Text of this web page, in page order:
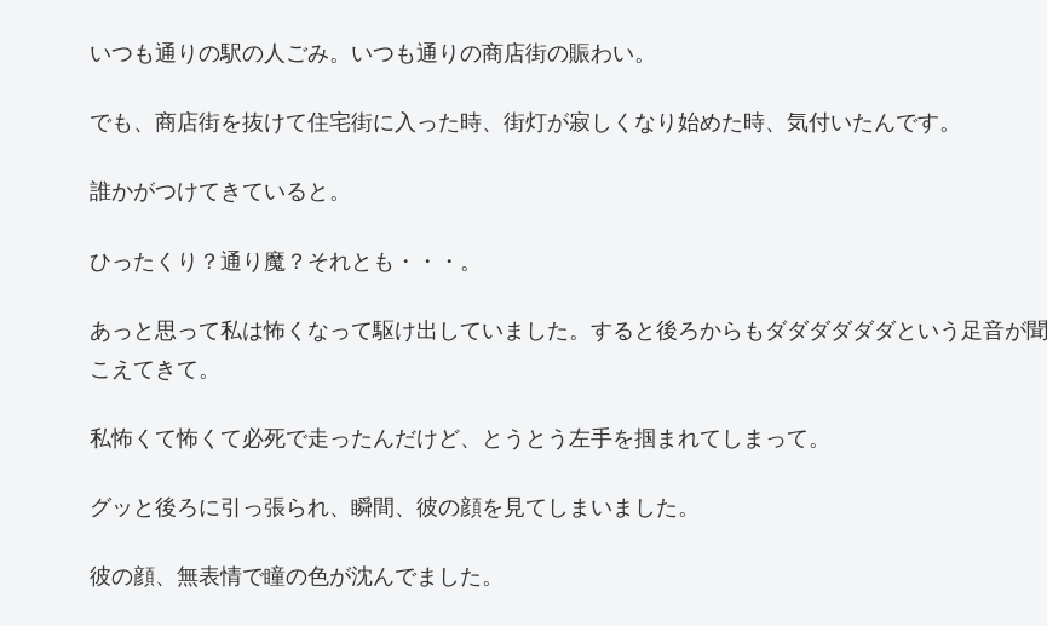
いつも通りの駅の人ごみ。いつも通りの商店街の賑わい。
でも、商店街を抜けて住宅街に入った時、街灯が寂しくなり始めた時、気付いたんです。
誰かがつけてきていると。
ひったくり？通り魔？それとも・・・。
あっと思って私は怖くなって駆け出していました。すると後ろからもダダダダダダという足音が聞
こえてきて。
私怖くて怖くて必死で走ったんだけど、とうとう左手を掴まれてしまって。
グッと後ろに引っ張られ、瞬間、彼の顔を見てしまいました。
彼の顔、無表情で瞳の色が沈んでました。